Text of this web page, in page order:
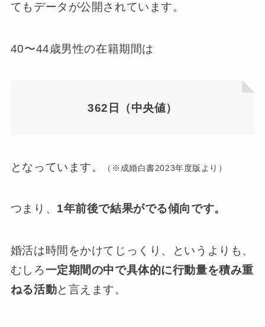
てもデータが公開されています。
40〜44歳男性の在籍期間は
362日（中央値）
となっています。 （※成婚白書2023年度版より）
つまり、 1年前後で結果がでる傾向です。
婚活は時間をかけてじっくり、というよりも、
むしろ一定期間の中で具体的に行動量を積み重
ねる活動と言えます。